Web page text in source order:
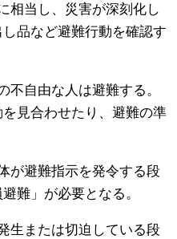
相当し、災害が深刻化し
品など避難行動を確認す
自由な人は避難する。
見合わせたり、避難の準
が避難指示を発令する段
難」が必要となる。
生または切迫している段